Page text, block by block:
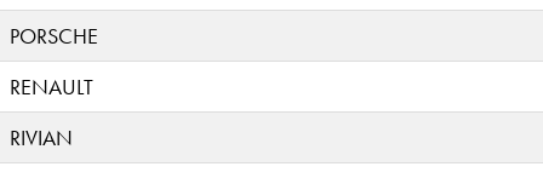
PORSCHE
RENAULT
RIVIAN